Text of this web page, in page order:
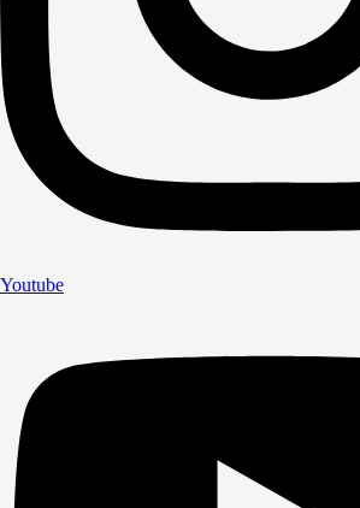
Youtube